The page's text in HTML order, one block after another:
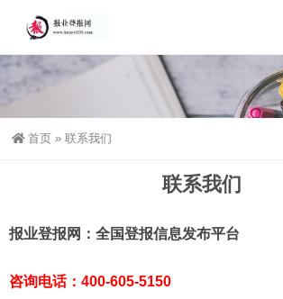
首页 » 联系我们
联系我们
报业登报网：全国登报信息发布平台
咨询电话：400-605-5150